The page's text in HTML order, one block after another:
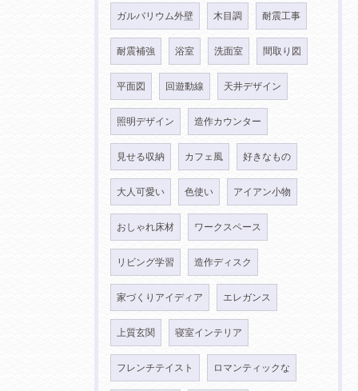
ガルバリウム外壁 木目調 耐震工事
耐震補強 浴室 洗面室 間取り図
平面図 回遊動線 天井デザイン
照明デザイン 造作カウンター
見せる収納 カフェ風 好きなもの
大人可愛い 色使い アイアン小物
おしゃれ床材 ワークスペース
リビング学習 造作ディスク
家づくりアイディア エレガンス
上質玄関 寝室インテリア
フレンチテイスト ロマンティックな